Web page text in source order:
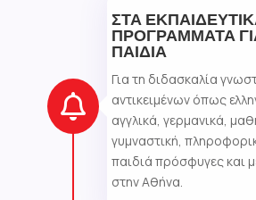

ΣΤΑ
ΠΡΟΓΡΑΜΜΑΤΑ
ΠΑΙΔΙΑ
Για τη διδασκαλία
αντικειμένων όπως
αγγλικά, γερμανικά,
γυμναστική,
παιδιά πρόσφυγες και
στην Αθήνα.